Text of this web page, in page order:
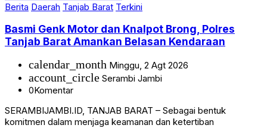
Berita Daerah Tanjab Barat Terkini
Basmi Genk Motor dan Knalpot Brong, Polres
Tanjab Barat Amankan Belasan Kendaraan
calendar_month Minggu, 2 Agt 2026
account_circle Serambi Jambi
0Komentar
SERAMBIJAMBI.ID, TANJAB BARAT – Sebagai bentuk
komitmen dalam menjaga keamanan dan ketertiban